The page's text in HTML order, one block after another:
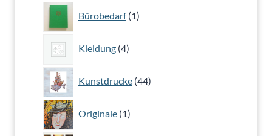
Bürobedarf 1
Produkt
Kleidung 4
Produkte
Kunstdrucke 44
Produkte
Originale 1
Produkt